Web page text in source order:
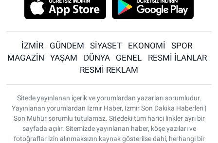
İZMİR GÜNDEM SİYASET EKONOMİ
SPOR
MAGAZİN
YAŞAM DÜNYA GENEL
RESMİ İLANLAR
RESMİ REKLAM
Sitede yayınlanan içerik ve yorumlardan yazarları sorumludur.
Yayınlanan yorumlardan İzmir Haber, İzmir Son Dakika Haberleri |
Son Mühür sorumlu tutulamaz. Sitedeki tüm harici linkler ayrı bir
sayfada açılır. Sitemizde yayınlanan haber, köşe yazıları ve
fotoğraflar izin alınmaksızın kaynak gösterilse dahi, herhangi bir